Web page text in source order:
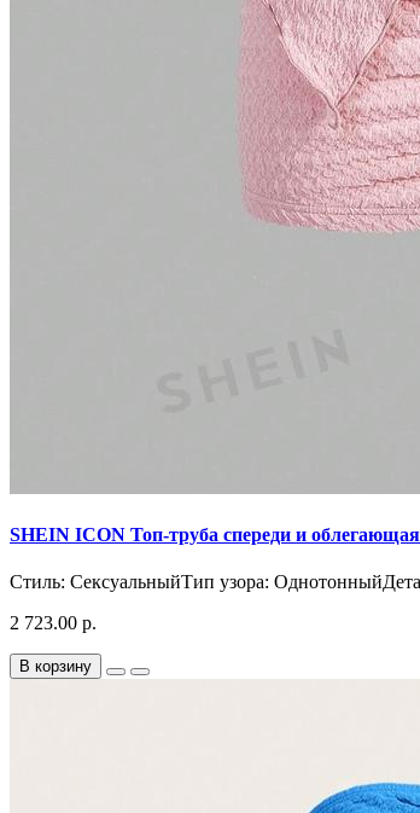
SHEIN ICON Топ-труба спереди и
Стиль: СексуальныйТип узора:
2 723.00 р.
В корзину